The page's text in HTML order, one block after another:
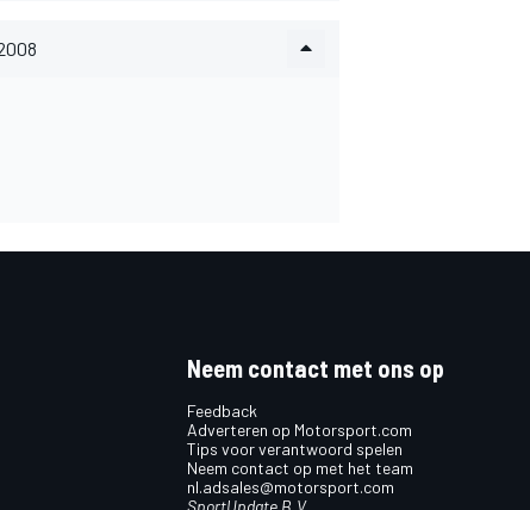
Neem contact met ons op
Feedback
Adverteren op Motorsport.com
Tips voor verantwoord spelen
Neem contact op met het team
nl.adsales@motorsport.com
SportUpdate B.V.